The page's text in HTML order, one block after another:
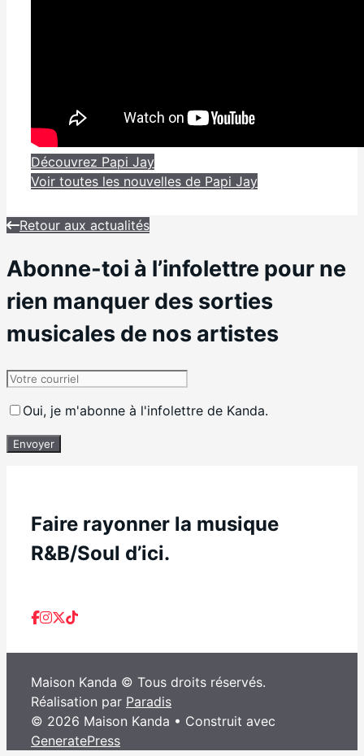
Découvrez Papi Jay
Voir toutes les nouvelles de Papi Jay
Retour aux actualités
Abonne-toi à l’infolettre pour ne
rien manquer des sorties
musicales de nos artistes
Oui, je m'abonne à l'infolettre de Kanda.
Envoyer
Faire rayonner la musique
R&B/Soul d’ici.
Maison Kanda © Tous droits réservés.
Réalisation par Paradis
© 2026 Maison Kanda • Construit avec
GeneratePress